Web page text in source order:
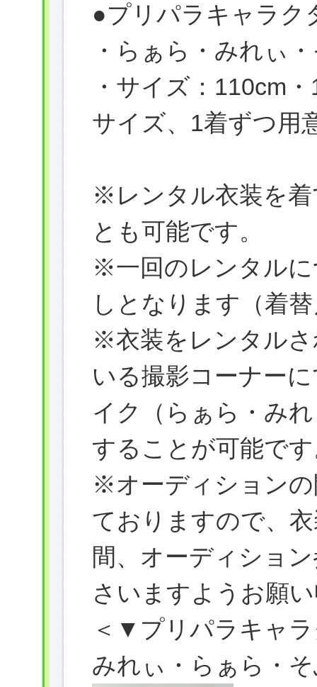
●プリパラキャラ
・らぁら・みれぃ
・サイズ：110cm
サイズ、1着ずつ用
※レンタル衣装を
とも可能です。
※一回のレンタルに
しとなります（着
※衣装をレンタル
いる撮影コーナー
イク（らぁら・み
することが可能で
※オーディション
ておりますので、
間、オーディショ
さいますようお願
＜▼プリパラキャ
みれぃ・らぁら・